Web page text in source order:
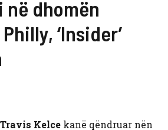
në dhomën
‘Insider’
Travis Kelce kanë qëndruar nën